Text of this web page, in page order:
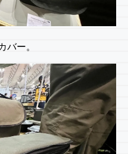
バー。